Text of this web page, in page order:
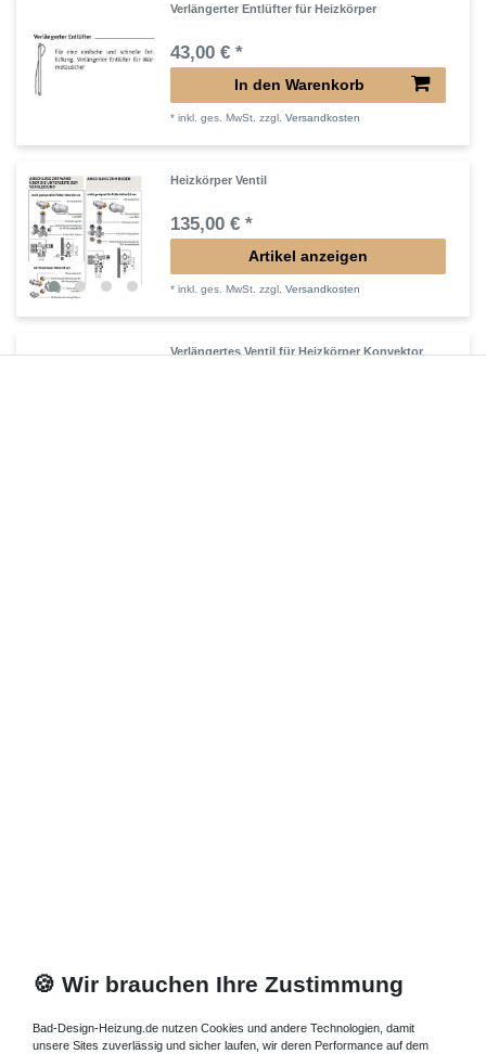
Verlängerter Entlüfter für Heizkörper
43,00 € *
In den Warenkorb
*inkl. ges. MwSt. zzgl.Versandkosten
Heizkörper Ventil
135,00 € *
Artikel anzeigen
*inkl. ges. MwSt. zzgl.Versandkosten
Verlängertes Ventil für Heizkörper Konvektor
🍪 Wir brauchen Ihre Zustimmung
Bad-Design-Heizung.de nutzen Cookies und andere Technologien, damit
unsere Sites zuverlässig und sicher laufen, wir deren Performance auf dem